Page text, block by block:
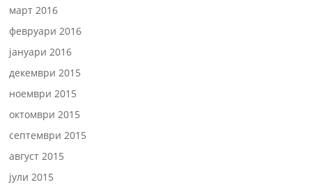
март 2016
февруари 2016
јануари 2016
декември 2015
ноември 2015
октомври 2015
септември 2015
август 2015
јули 2015